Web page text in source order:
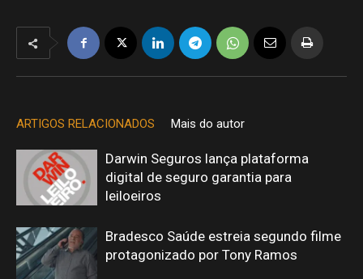
ARTIGOS RELACIONADOS Mais do autor
Darwin Seguros lança plataforma
digital de seguro garantia para
leiloeiros
Bradesco Saúde estreia segundo filme
protagonizado por Tony Ramos